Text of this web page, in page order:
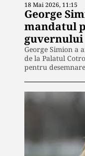
18 Mai 2026, 11:15
George
mandatul
guvernului
George Simion
de la Palatul
pentru